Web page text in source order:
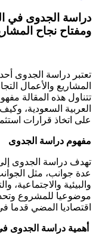
دراسة الجدوى في
ومفتاح نجاح
تعتبر دراسة الجدوى
المشاريع والأعمال
تتناول هذه المقالة
العربية السعودية،
على اتخاذ قرارات
مفهوم دراسة الجدوى
تهدف دراسة الجدوى
عدة جوانب، مثل الجوانب
والبيئية والاجتماعية،
موضوعيا للمشروع
اقتصاديا المضي قدما في
أهمية دراسة الجدوى في